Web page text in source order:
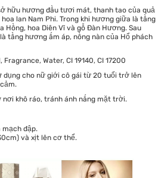
hữu hương đầu tươi mát, thanh tao của quả
lan Nam Phi. Trong khi hương giữa là tầng
Hồng, hoa Diên Vĩ và gỗ Đàn Hương. Sau
tầng hương ấm áp, nồng nàn của Hổ phách
Fragrance, Water, CI 19140, CI 17200
dụng cho nữ giới cô gái từ 20 tuổi trở lên
nơi khô ráo, tránh ánh nắng mặt trời.
mạch đập.
và xịt lên cơ thể.